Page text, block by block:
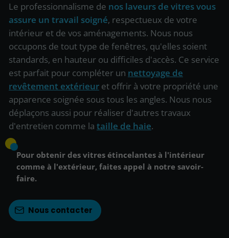
Le professionnalisme de nos laveurs de vitres vous
assure un travail soigné, respectueux de votre
intérieur et de vos aménagements. Nous nous
occupons de tout type de fenêtres, qu'elles soient
standards, en hauteur ou difficiles d'accès. Ce service
est parfait pour compléter un nettoyage de
revêtement extérieur et offrir à votre propriété une
apparence soignée sous tous les angles. Nous nous
déplaçons aussi pour réaliser d'autres travaux
d'entretien comme la taille de haie.
Pour obtenir des vitres étincelantes à l'intérieur
comme à l'extérieur, faites appel à notre savoir-
faire.
Nous contacter